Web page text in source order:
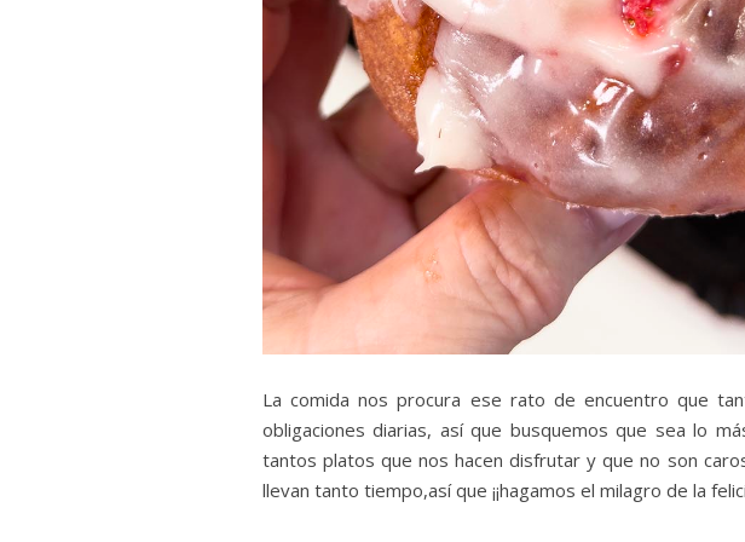
La comida nos procura ese rato de encuentro que
obligaciones diarias, así que busquemos que sea lo
tantos platos que nos hacen disfrutar y que no son
llevan tanto tiempo,así que ¡¡hagamos el milagro de la